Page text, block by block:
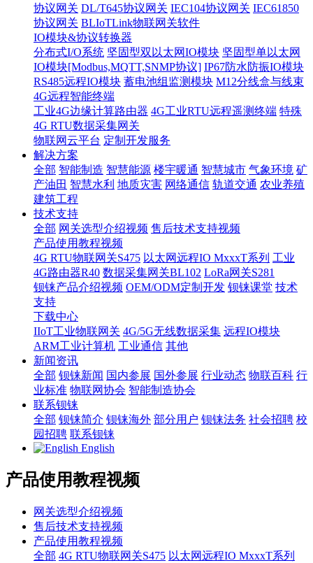
协议网关 DL/T645协议网关 IEC104协议网关 IEC61850
协议网关 BLIoTLink物联网关软件
IO模块&协议转换器
分布式I/O系统 坚固型双以太网IO模块 坚固型单以太网
IO模块[Modbus,MQTT,SNMP协议] IP67防水防振IO模块
RS485远程IO模块 蓄电池组监测模块 M12分线盒与线束
4G远程智能终端
工业4G边缘计算路由器 4G工业RTU远程遥测终端 特殊
4G RTU数据采集网关
物联网云平台 定制开发服务
解决方案
全部 智能制造 智慧能源 楼宇暖通 智慧城市 气象环境 矿
产油田 智慧水利 地质灾害 网络通信 轨道交通 农业养殖
建筑工程
技术支持
全部 网关选型介绍视频 售后技术支持视频
产品使用教程视频
4G RTU物联网关S475 以太网远程IO MxxxT系列 工业
4G路由器R40 数据采集网关BL102 LoRa网关S281
钡铼产品介绍视频 OEM/ODM定制开发 钡铼课堂 技术
支持
下载中心
IIoT工业物联网关 4G/5G无线数据采集 远程IO模块
ARM工业计算机 工业通信 其他
新闻资讯
全部 钡铼新闻 国内参展 国外参展 行业动态 物联百科 行
业标准 物联网协会 智能制造协会
联系钡铼
全部 钡铼简介 钡铼海外 部分用户 钡铼法务 社会招聘 校
园招聘 联系钡铼
English
产品使用教程视频
网关选型介绍视频
售后技术支持视频
产品使用教程视频
全部 4G RTU物联网关S475 以太网远程IO MxxxT系列